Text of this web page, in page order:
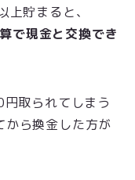
貯まると、
で現金と交換でき
取られてしまう
ら換金した方が